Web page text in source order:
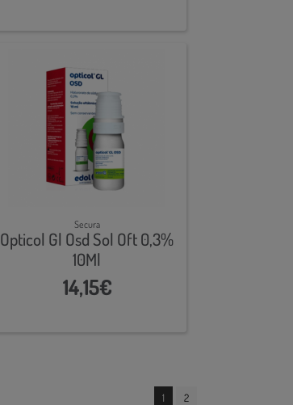
Secura
Opticol Gl Osd Sol Oft 0,3%
10Ml
14,15€
1 2